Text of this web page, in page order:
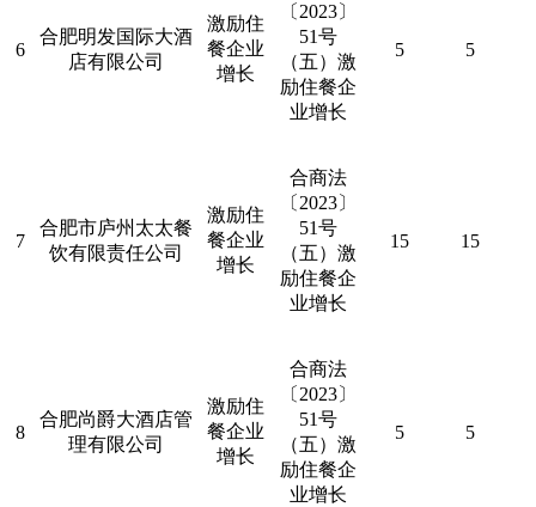
6
合肥明发国际大酒
店有限公司
激励住
餐企业
增长
〔 2023〕
51号
（五）激
励住餐企
业增长
5 5
7
合肥市庐州太太餐
饮有限责任公司
激励住
餐企业
增长
合商法
〔 2023〕
51号
（五）激
励住餐企
业增长
15 15
8
合肥尚爵大酒店管
理有限公司
激励住
餐企业
增长
合商法
〔 2023〕
51号
（五）激
励住餐企
业增长
5 5